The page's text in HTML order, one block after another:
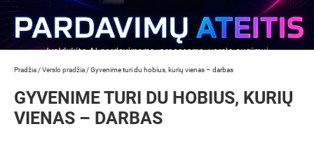
Pradžia /Verslo pradžia /Gyvenime turi du hobius, kurių vienas – darbas
GYVENIME TURI DU HOBIUS, KURIŲ
VIENAS – DARBAS